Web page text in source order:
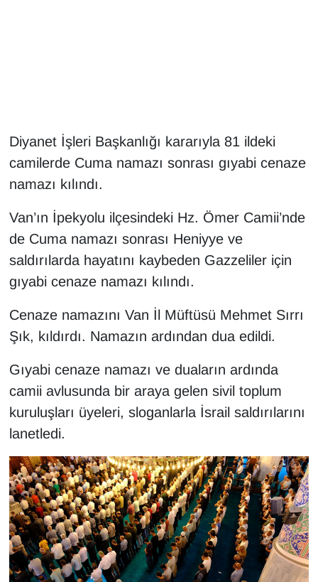
Diyanet İşleri Başkanlığı kararıyla 81 ildeki
camilerde Cuma namazı sonrası gıyabi cenaze
namazı kılındı.
Van’ın İpekyolu ilçesindeki Hz. Ömer Camii’nde
de Cuma namazı sonrası Heniyye ve
saldırılarda hayatını kaybeden Gazzeliler için
gıyabi cenaze namazı kılındı.
Cenaze namazını Van İl Müftüsü Mehmet Sırrı
Şık, kıldırdı. Namazın ardından dua edildi.
Gıyabi cenaze namazı ve duaların ardında
camii avlusunda bir araya gelen sivil toplum
kuruluşları üyeleri, sloganlarla İsrail saldırılarını
lanetledi.
HABERDE İNSAN
İngilizce
Kadın
Kamu Alımları
Kim Kimdir?
Kültür & Sanat
MAGAZİN
MEDYA
ONE EKONOMİ
POLİTİKA
Resmi İlanlar
RÖPORTAJ